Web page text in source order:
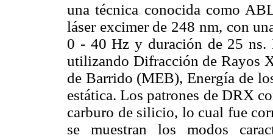
una técnica conocida como
láser excimer de 248 nm, con
0 - 40 Hz y duración de 25 ns.
utilizando Difracción de Rayos
de Barrido (MEB), Energía de
estática. Los patrones de DRX
carburo de silicio, lo cual fue
se muestran los modos